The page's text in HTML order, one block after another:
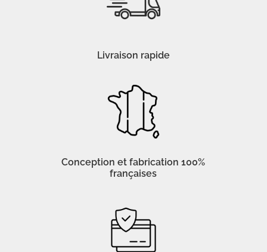
Livraison rapide
Conception et fabrication 100%
françaises